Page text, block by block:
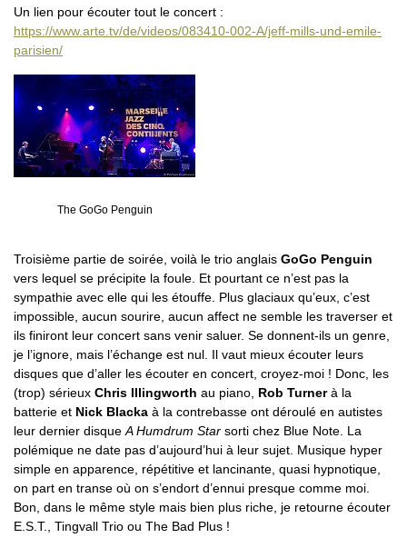
Un lien pour écouter tout le concert :
https://www.arte.tv/de/videos/083410-002-A/jeff-mills-und-emile-
parisien/
The GoGo Penguin
Troisième partie de soirée, voilà le trio anglais GoGo Penguin
vers lequel se précipite la foule. Et pourtant ce n’est pas la
sympathie avec elle qui les étouffe. Plus glaciaux qu’eux, c’est
impossible, aucun sourire, aucun affect ne semble les traverser et
ils finiront leur concert sans venir saluer. Se donnent-ils un genre,
je l’ignore, mais l’échange est nul. Il vaut mieux écouter leurs
disques que d’aller les écouter en concert, croyez-moi ! Donc, les
(trop) sérieux Chris Illingworth au piano, Rob Turnerà la
batterie et Nick Blacka à la contrebasse ont déroulé en autistes
leur dernier disque A Humdrum Star sorti chez Blue Note. La
polémique ne date pas d’aujourd’hui à leur sujet. Musique hyper
simple en apparence, répétitive et lancinante, quasi hypnotique,
on part en transe où on s’endort d’ennui presque comme moi.
Bon, dans le même style mais bien plus riche, je retourne écouter
E.S.T., Tingvall Trio ou The Bad Plus !